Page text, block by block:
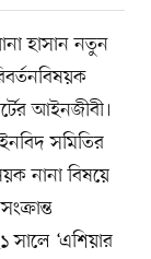
হাসান নতুন
আইনজীবী।
সমিতির
নানা বিষয়ে
সালে ‘এশিয়ার